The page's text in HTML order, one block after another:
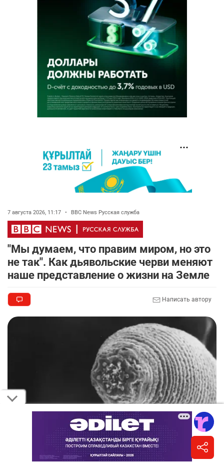
7 августа 2026, 11:17 • BBC News Русская служба
"Мы думаем, что правим миром, но это
не так". Как дьявольские черви меняют
наше представление о жизни на Земле
Написать автору
Дьявольский червь под микроскопом / Фото Gaetan Borgonie et al., Nature,